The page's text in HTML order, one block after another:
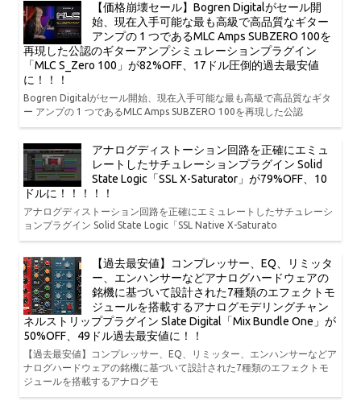
【価格崩壊セール】Bogren Digitalがセール開
始、現在入手可能な最も高級で高品質なギター
アンプの 1 つであるMLC Amps SUBZERO 100を
再現した公認のギターアンプシミュレーションプラグイン
「MLC S_Zero 100」が82%OFF、17ドル圧倒的過去最安値
に！！！
Bogren Digitalがセール開始、現在入手可能な最も高級で高品質なギタ
ー アンプの 1 つであるMLC Amps SUBZERO 100を再現した公認
アナログディストーション回路を正確にエミュ
レートしたサチュレーションプラグイン Solid
State Logic「SSL X-Saturator」が79%OFF、10
ドルに！！！！！
アナログディストーション回路を正確にエミュレートしたサチュレーシ
ョンプラグイン Solid State Logic「SSL Native X-Saturato
【過去最安値】コンプレッサー、EQ、リミッタ
ー、エンハンサーなどアナログハードウェアの
銘機に基づいて設計された7種類のエフェクトモ
ジュールを搭載するアナログモデリングチャン
ネルストリッププラグイン Slate Digital「Mix Bundle One」が
50%OFF、49ドル過去最安値に！！
【過去最安値】コンプレッサー、EQ、リミッター、エンハンサーなどア
ナログハードウェアの銘機に基づいて設計された7種類のエフェクトモ
ジュールを搭載するアナログモ